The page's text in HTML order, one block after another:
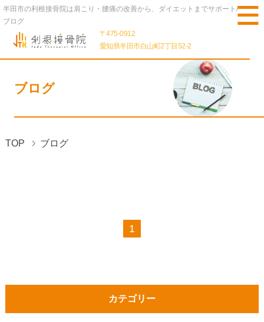
半田市の利根接骨院は肩こり・腰痛の改善から、ダイエットまでサポート/
ブログ
〒475-0912
愛知県半田市白山町2丁目52-2
ブログ
TOP ブログ
1
カテゴリー